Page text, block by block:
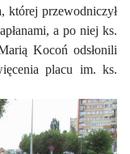
której przewodniczył
a po niej ks.
Kocoń odsłonili
placu im. ks.